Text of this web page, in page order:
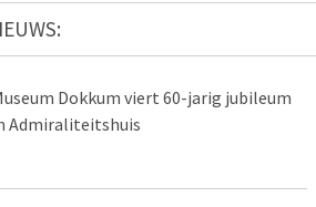
Dokkum viert 60-jarig jubileum
Admiraliteitshuis